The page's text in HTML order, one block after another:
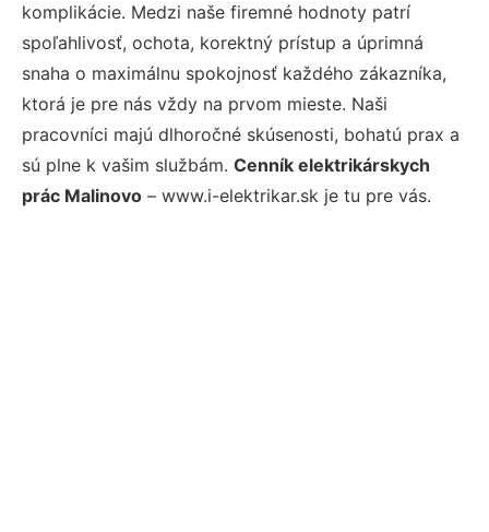
komplikácie. Medzi naše firemné hodnoty patrí
spoľahlivosť, ochota, korektný prístup a úprimná
snaha o maximálnu spokojnosť každého zákazníka,
ktorá je pre nás vždy na prvom mieste. Naši
pracovníci majú dlhoročné skúsenosti, bohatú prax a
sú plne k vašim službám. Cenník elektrikárskych
prác Malinovo – www.i-elektrikar.sk je tu pre vás.